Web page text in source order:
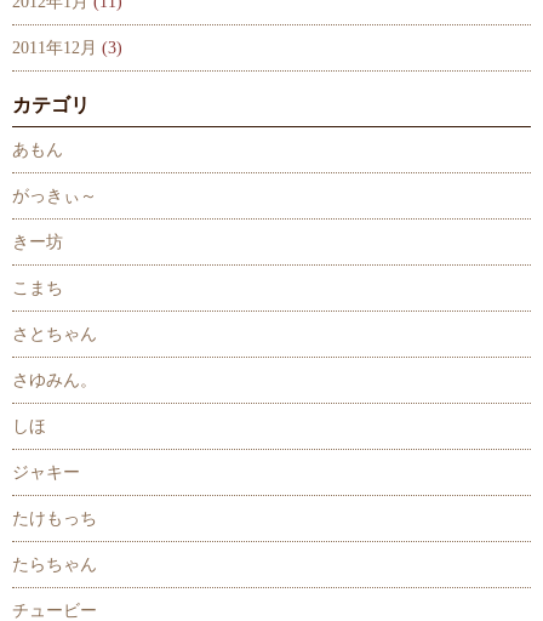
2011年12月 (3)
カテゴリ
あもん
がっきぃ～
きー坊
こまち
さとちゃん
さゆみん。
しほ
ジャキー
たけもっち
たらちゃん
チュービー